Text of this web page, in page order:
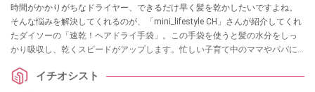
時間がかかりがちなドライヤー、できるだけ早く髪を乾かしたいですよね。
そんな悩みを解決してくれるのが、「mini_lifestyle CH」さんが紹介してくれ
たダイソーの「速乾！ヘアドライ手袋」。この手袋を使うと髪の水分をしっ
かり吸収し、乾くスピードがアップします。忙しい子育て中のママやパパに
る効果も期待できるそうです。
イチオシスト